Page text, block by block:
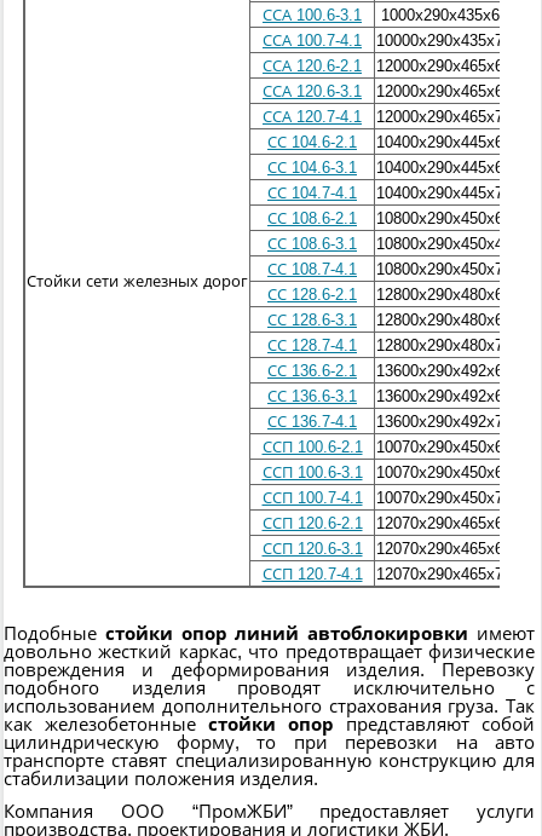
Стойки сети железных дорог
ССА 100.6-3.1
1000х290х435х60
ССА 100.7-4.1
10000х290х435х75
ССА 120.6-2.1
12000х290х465х60
ССА 120.6-3.1
12000х290х465х60
ССА 120.7-4.1
12000х290х465х75
СС 104.6-2.1
10400х290х445х60
СС 104.6-3.1
10400х290х445х60
СС 104.7-4.1
10400х290х445х75
СС 108.6-2.1
10800х290х450х60
СС 108.6-3.1
10800х290х450х45
СС 108.7-4.1
10800х290х450х75
СС 128.6-2.1
12800х290х480х60
СС 128.6-3.1
12800х290х480х60
СС 128.7-4.1
12800х290х480х75
СС 136.6-2.1
13600х290х492х60
СС 136.6-3.1
13600х290х492х60
СС 136.7-4.1
13600х290х492х75
ССП 100.6-2.1
10070х290х450х60
ССП 100.6-3.1
10070х290х450х60
ССП 100.7-4.1
10070х290х450х75
ССП 120.6-2.1
12070х290х465х60
ССП 120.6-3.1
12070х290х465х60
ССП 120.7-4.1
12070х290х465х75
Подобные стойки опор линий автоблокировки имеют
довольно жесткий каркас, что предотвращает физические
повреждения и деформирования изделия. Перевозку
подобного изделия проводят исключительно с
использованием дополнительного страхования груза. Так
как железобетонные стойки опор представляют собой
цилиндрическую форму, то при перевозки на авто
транспорте ставят специализированную конструкцию для
стабилизации положения изделия.
Компания ООО “ПромЖБИ” предоставляет услуги
производства, проектирования и логистики ЖБИ.